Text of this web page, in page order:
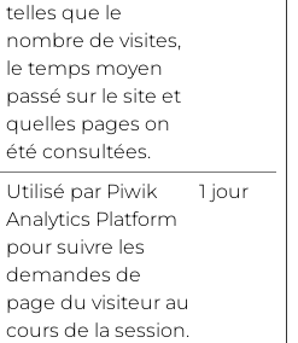
telles que le
nombre de visites,
le temps moyen
passé sur le site et
quelles pages on
été consultées.
Utilisé par Piwik
Analytics Platform
pour suivre les
demandes de
page du visiteur au
cours de la session.
1 jour